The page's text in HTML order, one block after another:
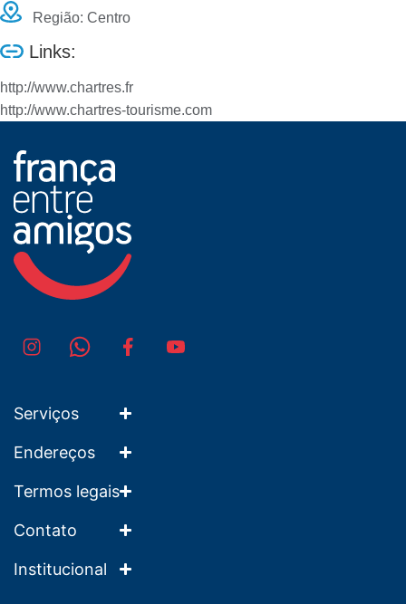
Região: Centro
Links:
http://www.chartres.fr
http://www.chartres-tourisme.com
Serviços
Endereços
Termos legais
Contato
Institucional